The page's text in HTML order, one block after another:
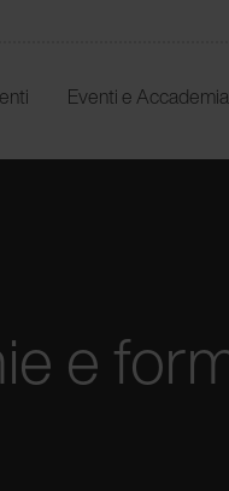
Eventi e Accademia
e